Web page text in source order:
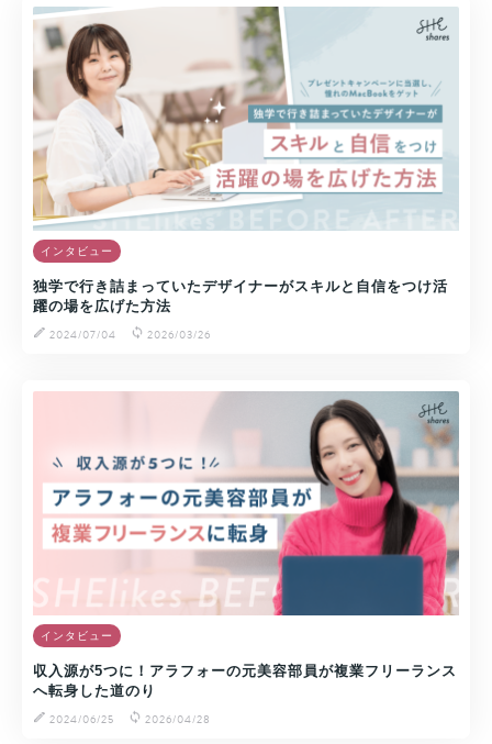
インタビュー
独学で行き詰まっていたデザイナーがスキルと自信をつけ活
躍の場を広げた方法
2024/07/04
2026/03/26
インタビュー
収入源が5つに！アラフォーの元美容部員が複業フリーランス
へ転身した道のり
2024/06/25
2026/04/28